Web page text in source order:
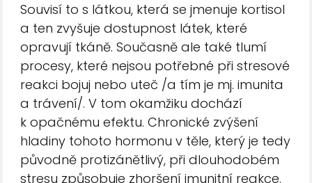
Souvisí to s látkou, která se jmenuje kortisol
a ten zvyšuje dostupnost látek, které
opravují tkáně. Současně ale také tlumí
procesy, které nejsou potřebné při stresové
reakci bojuj nebo uteč /a tím je mj. imunita
a trávení/. V tom okamžiku dochází
k opačnému efektu. Chronické zvýšení
hladiny tohoto hormonu v těle, který je tedy
původně protizánětlivý, při dlouhodobém
stresu způsobuje zhoršení imunitní reakce.